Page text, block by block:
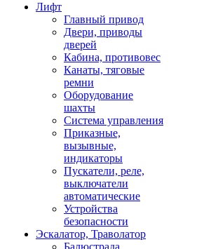
Лифт
Главный привод
Двери, приводы
дверей
Кабина, противовес
Канаты, тяговые
ремни
Оборудование
шахты
Система управления
Приказные,
вызывные,
индикаторы
Пускатели, реле,
выключатели
автоматические
Устройства
безопасности
Эскалатор, Траволатор
Балюстрада